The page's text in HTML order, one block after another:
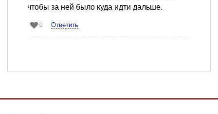
чтобы за ней было куда идти дальше.
0 Ответить